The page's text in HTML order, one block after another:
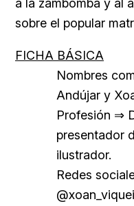
a la zambomba y al
sobre el popular
FICHA BÁSICA
Nombres
Andújar y
Profesión ⇒
presentador
ilustrador.
Redes